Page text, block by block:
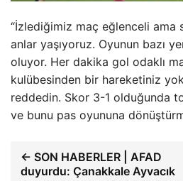
“İzlediğimiz maç eğlenceli ama
anlar yaşıyoruz. Oyunun bazı
oluyor. Her dakika gol odaklı
kulübesinden bir hareketiniz
reddedin. Skor 3-1 olduğunda
ve bunu pas oyununa
← SON HABERLER | AFAD
duyurdu: Çanakkale Ayvacık